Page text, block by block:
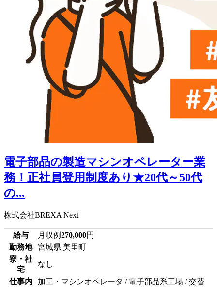
電子部品の製造マシンオペレーター業
務！正社員登用制度あり★20代～50代
の...
株式会社BREXA Next
給与 月収例270,000円
勤務地
宮城県 美里町
寮・社
宅
なし
仕事内
加工・マシンオペレータ / 電子部品系工場 / 交替